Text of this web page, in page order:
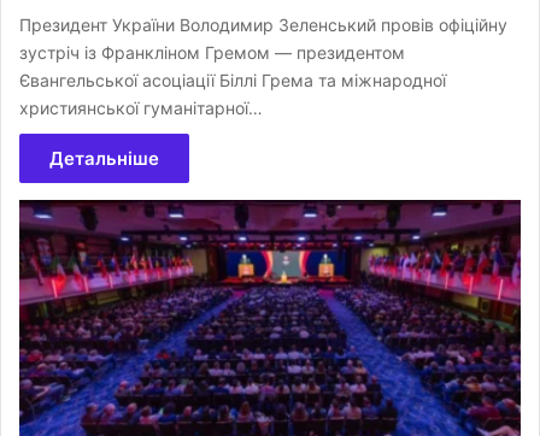
Президент України Володимир Зеленський провів офіційну
зустріч із Франкліном Гремом — президентом
Євангельської асоціації Біллі Грема та міжнародної
християнської гуманітарної…
Детальніше